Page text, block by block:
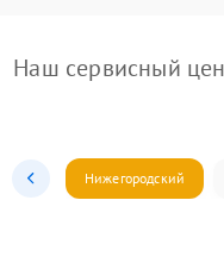
Наш сервисный
Нижегородский